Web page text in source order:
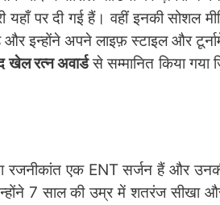
यहाँ पर दी गई हैं। वहीं इनकी सोशल
और इन्होंने अपने लाइफ़ स्टाइल और
खेल रत्न अवार्डसे सम्मानित किया
एक ENT सर्जन हैं और उनकी
7 साल की उम्र में शतरंज सीखा